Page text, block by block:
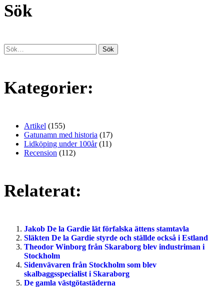
Sök
Kategorier:
Artikel (155)
Gatunamn med historia (17)
Lidköping under 100år(11)
Recension (112)
Relaterat:
Jakob De la Gardie lät förfalska ättens stamtavla
Släkten De la Gardie styrde och ställde också i Estland
Theodor Winborg från Skaraborg blev industriman i
Stockholm
Sidenvävaren från Stockholm som blev
skalbaggsspecialist i Skaraborg
De gamla västgötastäderna